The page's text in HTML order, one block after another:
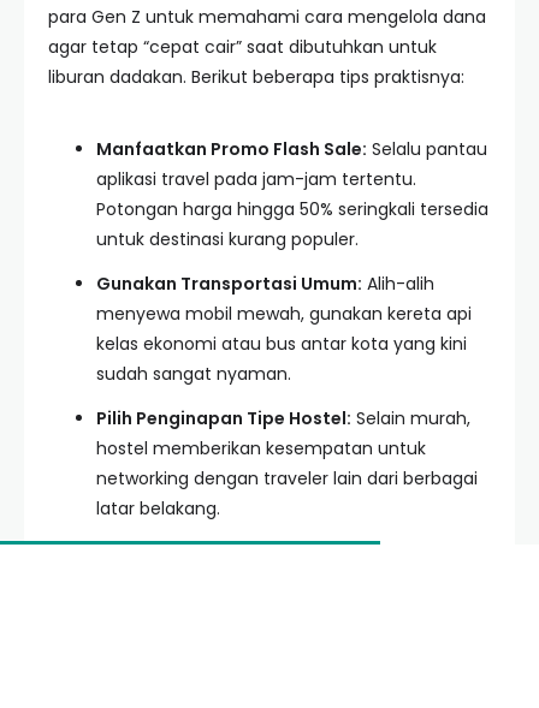
para Gen Z untuk memahami cara mengelola dana
agar tetap “cepat cair” saat dibutuhkan untuk
liburan dadakan. Berikut beberapa tips praktisnya:
Manfaatkan Promo Flash Sale: Selalu pantau
aplikasi travel pada jam-jam tertentu.
Potongan harga hingga 50% seringkali tersedia
untuk destinasi kurang populer.
Gunakan Transportasi Umum: Alih-alih
menyewa mobil mewah, gunakan kereta api
kelas ekonomi atau bus antar kota yang kini
sudah sangat nyaman.
Pilih Penginapan Tipe Hostel: Selain murah,
hostel memberikan kesempatan untuk
networking dengan traveler lain dari berbagai
latar belakang.